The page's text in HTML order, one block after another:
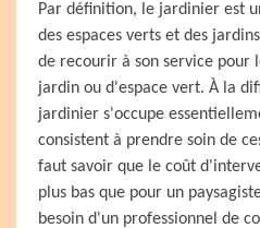
Par définition, le jardinier est
des espaces verts et des
de recourir à son service pour
jardin ou d'espace vert. À la
jardinier s'occupe
consistent à prendre soin de
faut savoir que le coût
plus bas que pour un
besoin d'un professionnel de